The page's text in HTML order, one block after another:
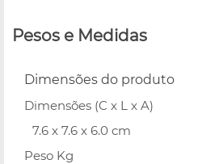
Pesos e Medidas
Dimensões do produto
Dimensões (C x L x A)
7.6 x 7.6 x 6.0 cm
Peso Kg